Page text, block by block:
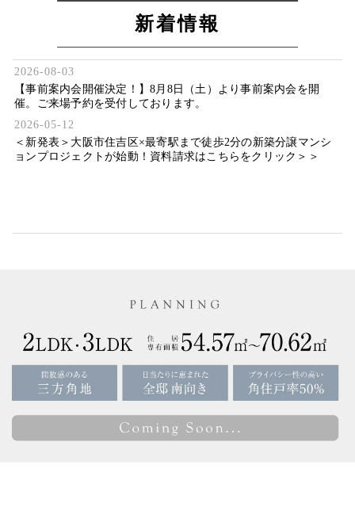
新着情報
2026-08-03
【事前案内会開催決定！】8月8日（土）より事前案内会を開
催。ご来場予約を受付しております。
2026-05-12
＜新発表＞大阪市住吉区×最寄駅まで徒歩2分の新築分譲マンシ
ョンプロジェクトが始動！資料請求はこちらをクリック＞＞